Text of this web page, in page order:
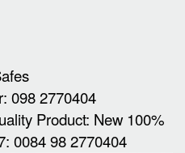
098 2770404
Product: New 100%
0084 98 2770404